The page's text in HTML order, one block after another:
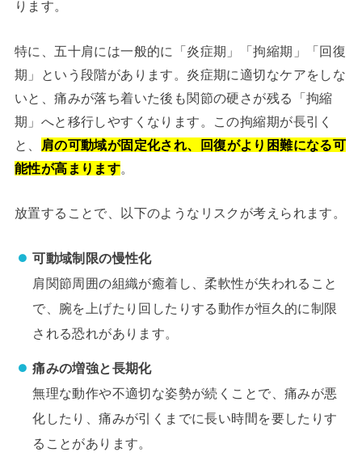
ります。
特に、五十肩には一般的に「炎症期」「拘縮期」「回復
期」という段階があります。炎症期に適切なケアをしな
いと、痛みが落ち着いた後も関節の硬さが残る「拘縮
期」へと移行しやすくなります。この拘縮期が長引く
と、
肩の可動域が固定化され、回復がより困難になる可
能性が高まります
放置することで、以下のようなリスクが考えられます。
可動域制限の慢性化
肩関節周囲の組織が癒着し、柔軟性が失われること
で、腕を上げたり回したりする動作が恒久的に制限
される恐れがあります。
痛みの増強と長期化
無理な動作や不適切な姿勢が続くことで、痛みが悪
化したり、痛みが引くまでに長い時間を要したりす
ることがあります。